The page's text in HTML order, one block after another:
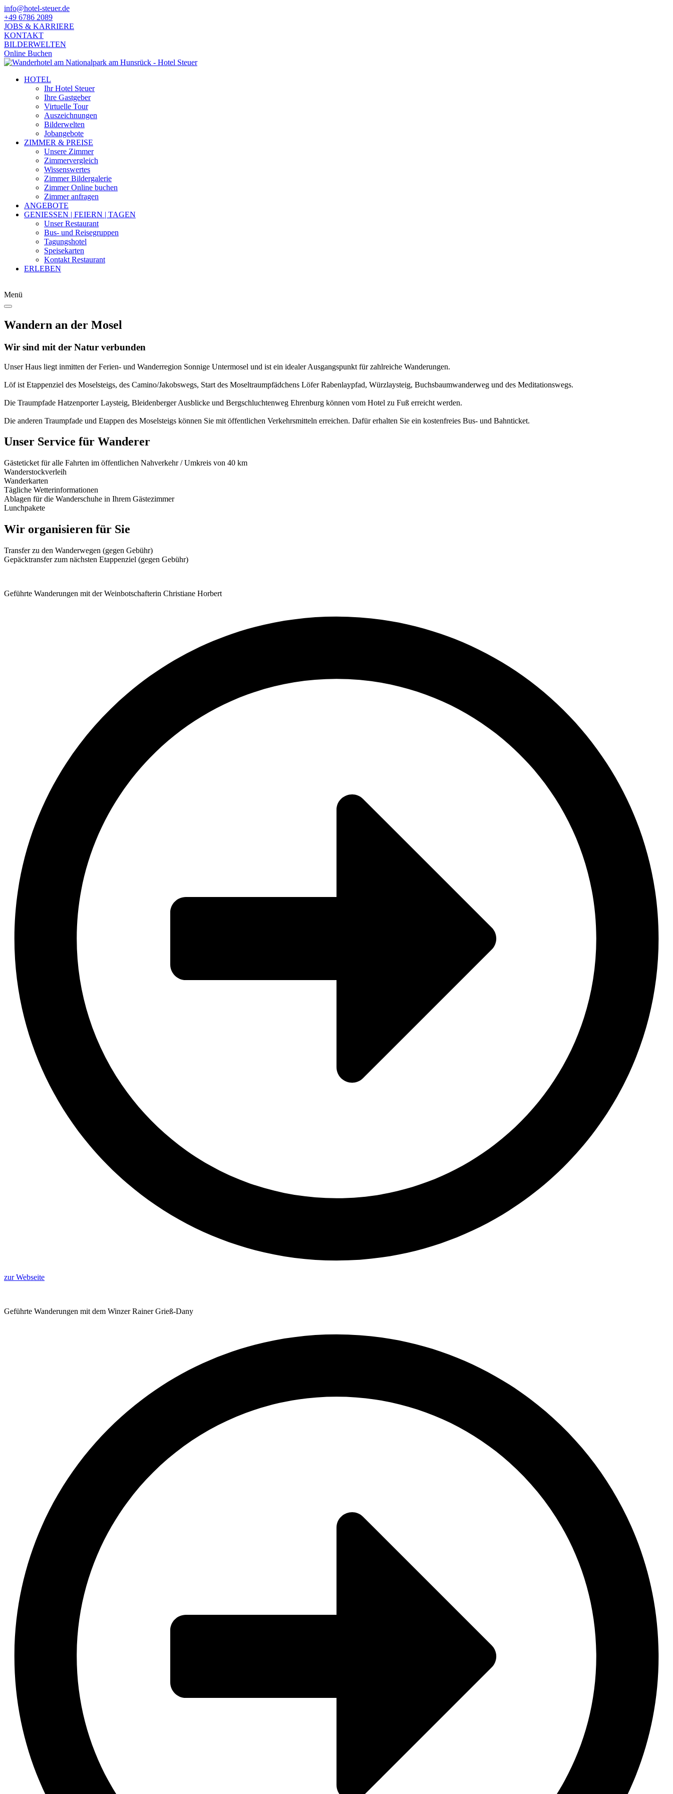
info@hotel-steuer.de
+49 6786 2089
JOBS & KARRIERE
KONTAKT
BILDERWELTEN
Online Buchen
HOTEL
Ihr Hotel Steuer
Ihre Gastgeber
Virtuelle Tour
Auszeichnungen
Bilderwelten
Jobangebote
ZIMMER & PREISE
Unsere Zimmer
Zimmervergleich
Wissenswertes
Zimmer Bildergalerie
Zimmer Online buchen
Zimmer anfragen
ANGEBOTE
GENIESSEN | FEIERN | TAGEN
Unser Restaurant
Bus- und Reisegruppen
Tagungshotel
Speisekarten
Kontakt Restaurant
ERLEBEN
Menü
Wandern an der Mosel
Wir sind mit der Natur verbunden
Unser Haus liegt inmitten der Ferien- und Wanderregion Sonnige Untermosel und ist ein idealer Ausgangspunkt für zahlreiche Wanderungen.
Löf ist Etappenziel des Moselsteigs, des Camino/Jakobswegs, Start des Moseltraumpfädchens Löfer Rabenlaypfad, Würzlaysteig, Buchsbaumwanderweg und des Meditationswegs.
Die Traumpfade Hatzenporter Laysteig, Bleidenberger Ausblicke und Bergschluchtenweg Ehrenburg können vom Hotel zu Fuß erreicht werden.
Die anderen Traumpfade und Etappen des Moselsteigs können Sie mit öffentlichen Verkehrsmitteln erreichen. Dafür erhalten Sie ein kostenfreies Bus- und Bahnticket.
Unser Service für Wanderer
Gästeticket für alle Fahrten im öffentlichen Nahverkehr / Umkreis von 40 km
Wanderstockverleih
Wanderkarten
Tägliche Wetterinformationen
Ablagen für die Wanderschuhe in Ihrem Gästezimmer
Lunchpakete
Wir organisieren für Sie
Transfer zu den Wanderwegen (gegen Gebühr)
Gepäcktransfer zum nächsten Etappenziel (gegen Gebühr)
Geführte Wanderungen mit der Weinbotschafterin Christiane Horbert
zur Webseite
Geführte Wanderungen mit dem Winzer Rainer Grieß-Dany